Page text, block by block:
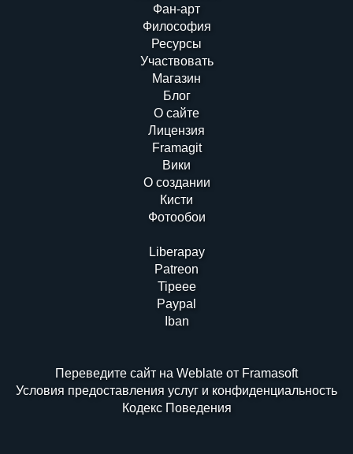
Фан-арт
Философия
Ресурсы
Участвовать
Магазин
Блог
О сайте
Лицензия
Framagit
Вики
О создании
Кисти
Фотообои
Liberapay
Patreon
Tipeee
Paypal
Iban
Перевeдите сайт на Weblate от Framasoft
Условия предоставления услуг и конфиденциальность
Кодекс Поведения